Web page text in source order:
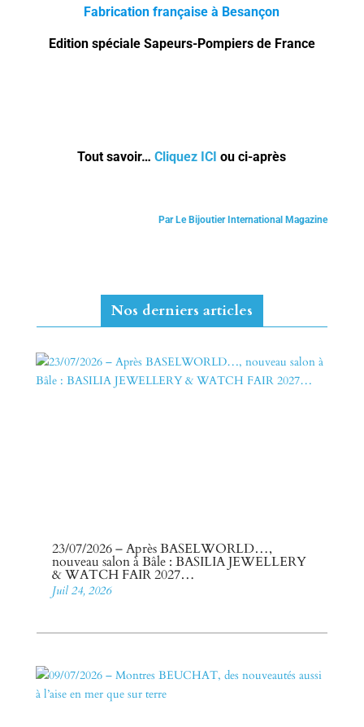
Fabrication française à Besançon
Edition spéciale Sapeurs-Pompiers de France
Tout savoir…Cliquez ICI ou ci-après
Par Le Bijoutier International Magazine
Nos derniers articles
23/07/2026 – Après BASELWORLD…,
nouveau salon à Bâle : BASILIA JEWELLERY
& WATCH FAIR 2027…
Juil 24, 2026